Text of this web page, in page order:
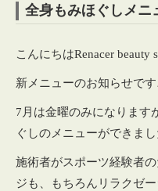
全身もみほぐしメニ
こんにちはRenacer beauty
新メニューのお知らせです
7月は金曜のみになります
ぐしのメニューができまし
施術者がスポーツ経験者
ジも、もちろんリラクゼ